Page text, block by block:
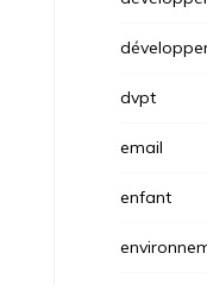
dvpt
email
enfant